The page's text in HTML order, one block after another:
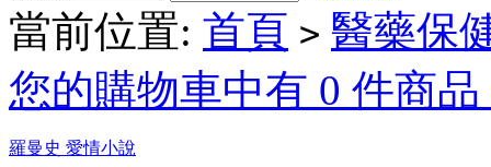
當前位置: 首頁 > 醫藥保
您的購物車中有 0 件商
羅曼史 愛情小說